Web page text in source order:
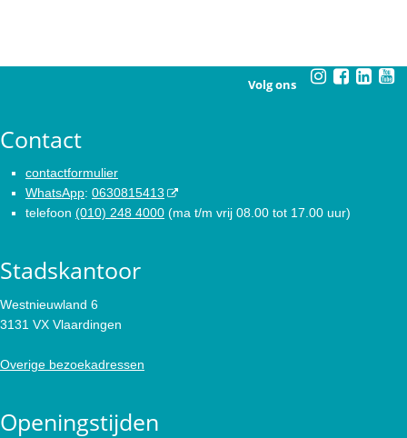
Volg ons
Contact
contactformulier
WhatsApp: 0630815413
telefoon (010) 248 4000 (ma t/m vrij 08.00 tot 17.00 uur)
Stadskantoor
Westnieuwland 6
3131 VX Vlaardingen
Overige bezoekadressen
Openingstijden